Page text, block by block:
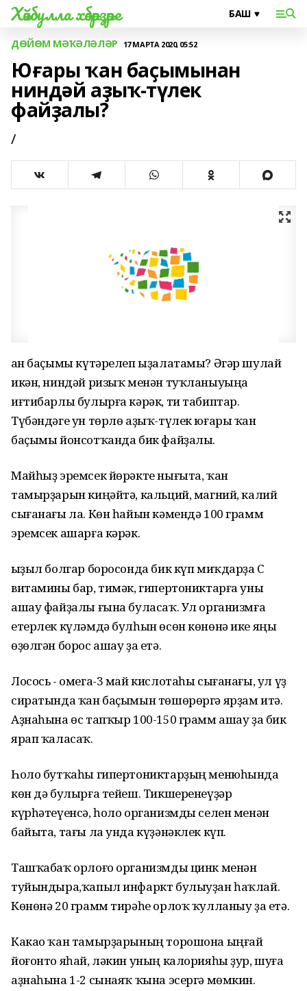
Хәйбулла хәбәрҙәре
ДӨЙӨМ МӘҠӘЛӘЛӘР 17 МАРТА 2020, 05:52
Юғары ҡан баҫымынан
ниндәй аҙыҡ-түлек
файҙалы?
/
Ҡан баҫымы күтәрелеп ыҙалатамы? Әгәр шулай
икән, ниндәй ризыҡ менән туҡланыуыңа
иғтибарлы булырға кәрәк, ти табиптар.
Түбәндәге ун төрлө аҙыҡ-түлек юғары ҡан
баҫымы йонсотҡанда бик файҙалы.
Майһыҙ эремсек йөрәкте нығыта, ҡан
тамырҙарын киңәйтә, кальций, магний, калий
сығанағы ла. Көн һайын кәмендә 100 грамм
эремсек ашарға кәрәк.
Ҡыҙыл болгар боросонда бик күп миҡдарҙа С
витамины бар, тимәк, гипертониктарға уны
ашау файҙалы ғына буласаҡ. Ул организмға
етерлек күләмдә булһын өсөн көнөнә ике яңы
өҙөлгән борос ашау ҙа етә.
Лосось - омега-3 май кислотаһы сығанағы, ул үҙ
сиратында ҡан баҫымын төшөрөргә ярҙам итә.
Аҙнаһына өс тапҡыр 100-150 грамм ашау ҙа бик
ярап ҡаласаҡ.
Һоло бутҡаһы гипертониктарҙың менюһында
көн дә булырға тейеш. Тикшеренеүҙәр
күрһәтеүенсә, һоло организмды селен менән
байыта, тағы ла унда күҙәнәклек күп.
Ташҡабаҡ орлоғо организмды цинк менән
туйындыра,ҡапыл инфаркт булыуҙан һаҡлай.
Көнөнә 20 грамм тирәһе орлоҡ ҡулланыу ҙа етә.
Какао ҡан тамырҙарының торошона ыңғай
йоғонто яһай, ләкин уның калорияһы ҙур, шуға
аҙнаһына 1-2 сынаяҡ ҡына эсергә мөмкин.